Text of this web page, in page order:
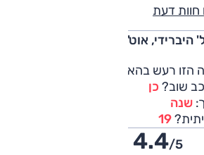
חוות דעת
הזו רעש בהאצה בסך הכל רכב מצויין
שוב? כן
שנה
19
4.4/5